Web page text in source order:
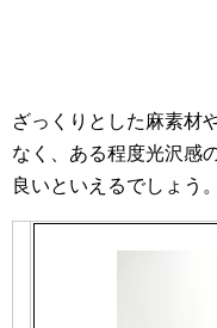
ざっくりとした麻素材
なく、ある程度光沢感
良いといえるでしょう。